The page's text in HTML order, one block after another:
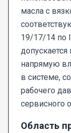
масла с
19/17/14 по
напрямую
в системе,
рабочего
сервисного
Область